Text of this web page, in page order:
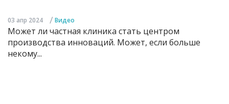
03 апр 2024 / Видео
Может ли частная клиника стать центром
производства инноваций. Может, если больше
некому...